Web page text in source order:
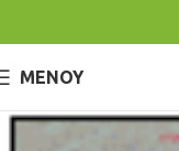
ΜΕΝΟΎ